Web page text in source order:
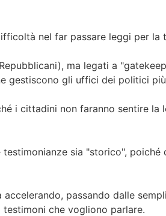
nel far passare leggi per la
ma legati a
gestiscono gli uffici dei politici
i cittadini non faranno sentire la
sia "storico",
passando dalle
che vogliono parlare.